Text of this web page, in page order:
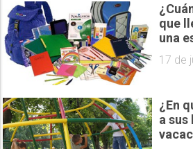
que
una
17 de
¿En
a